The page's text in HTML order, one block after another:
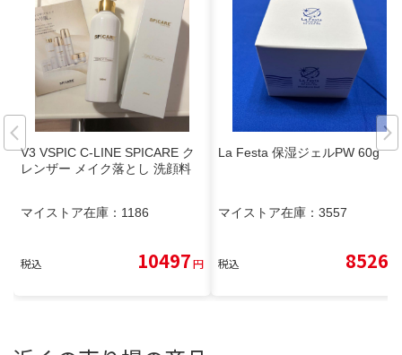
V3 VSPIC C-LINE SPICARE ク
レンザー メイク落とし 洗顔料
マイストア在庫： 1186
税込 10497円
La Festa 保湿ジェルPW 60g
マイストア在庫： 3557
税込 8526